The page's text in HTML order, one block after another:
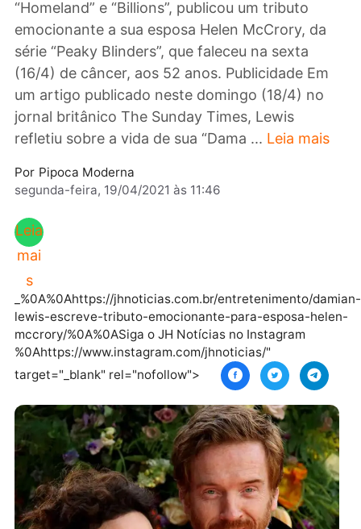
O ator Damian Lewis, conhecido pelas séries
“Homeland” e “Billions”, publicou um tributo
emocionante a sua esposa Helen McCrory,
série “Peaky Blinders”, que faleceu na sexta
(16/4) de câncer, aos 52 anos. Publicidade
um artigo publicado neste domingo (18/4) no
refletiu sobre a vida de sua “Dama ...
Por
segunda-feira, 19/04/2021 às 11:46
Leia
mai
s
_%0A%0Ahttps://jhnoticias.com.br/entretenimento/
lewis-escreve-tributo-emocionante-para-esposa-
%0Ahttps://www.instagram.com/jhnoticias/"
target="_blank" rel="nofollow">